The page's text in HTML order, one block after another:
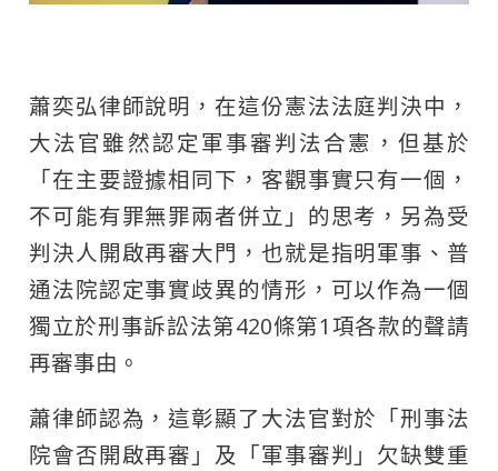
蕭奕弘律師說明，在這份憲法法庭判決中，
大法官雖然認定軍事審判法合憲，但基於
「在主要證據相同下，客觀事實只有一個，
不可能有罪無罪兩者併立」的思考，另為受
判決人開啟再審大門，也就是指明軍事、普
通法院認定事實歧異的情形，可以作為一個
獨立於刑事訴訟法第420條第1項各款的聲請
再審事由。
蕭律師認為，這彰顯了大法官對於「刑事法
院會否開啟再審」及「軍事審判」欠缺雙重